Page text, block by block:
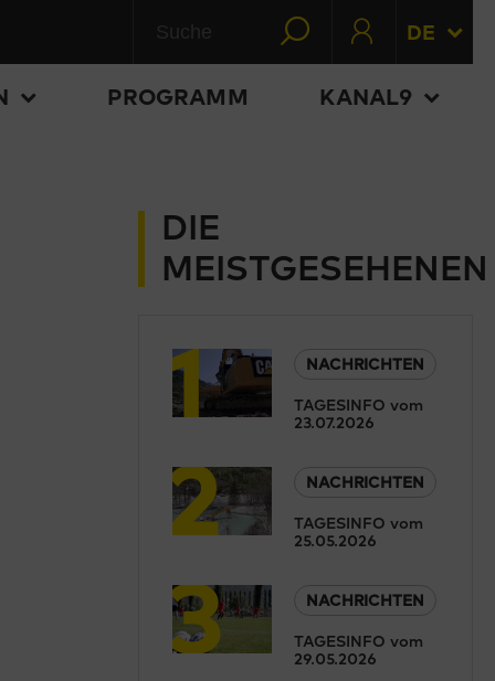
DE
PROGRAMM KANAL9
DIE
MEISTGESEHENEN
1
NACHRICHTEN
TAGESINFO vom
23.07.2026
2
NACHRICHTEN
TAGESINFO vom
25.05.2026
3
NACHRICHTEN
TAGESINFO vom
29.05.2026